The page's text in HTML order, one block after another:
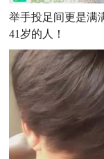
举手投足间更是满
41岁的人！